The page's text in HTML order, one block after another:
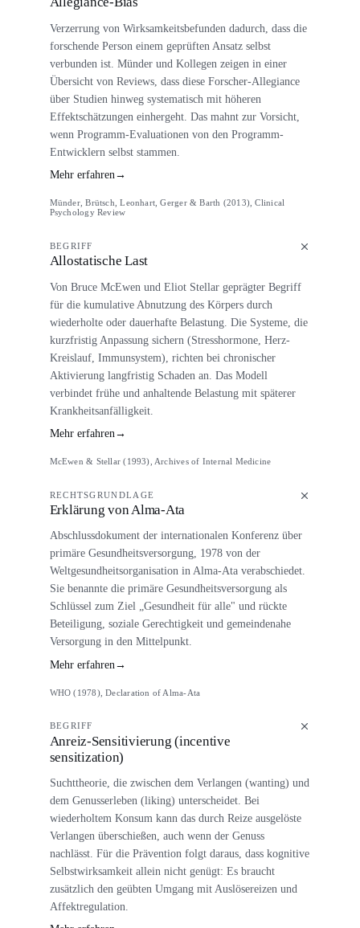
Verzerrung von Wirksamkeitsbefunden dadurch, dass die
forschende Person einem geprüften Ansatz selbst
verbunden ist. Münder und Kollegen zeigen in einer
Übersicht von Reviews, dass diese Forscher-Allegiance
über Studien hinweg systematisch mit höheren
Effektschätzungen einhergeht. Das mahnt zur Vorsicht,
wenn Programm-Evaluationen von den Programm-
Entwicklern selbst stammen.
Mehr erfahren→
Münder, Brütsch, Leonhart, Gerger & Barth (2013), Clinical
Psychology Review
BEGRIFF
Allostatische Last
Von Bruce McEwen und Eliot Stellar geprägter Begriff
für die kumulative Abnutzung des Körpers durch
wiederholte oder dauerhafte Belastung. Die Systeme, die
kurzfristig Anpassung sichern (Stresshormone, Herz-
Kreislauf, Immunsystem), richten bei chronischer
Aktivierung langfristig Schaden an. Das Modell
verbindet frühe und anhaltende Belastung mit späterer
Krankheitsanfälligkeit.
Mehr erfahren →
McEwen & Stellar (1993), Archives of Internal Medicine
RECHTSGRUNDLAGE
Erklärung von Alma-Ata
Abschlussdokument der internationalen Konferenz über
primäre Gesundheitsversorgung, 1978 von der
Weltgesundheitsorganisation in Alma-Ata verabschiedet.
Sie benannte die primäre Gesundheitsversorgung als
Schlüssel zum Ziel „Gesundheit für alle" und rückte
Beteiligung, soziale Gerechtigkeit und gemeindenahe
Versorgung in den Mittelpunkt.
Mehr erfahren →
WHO (1978), Declaration of Alma-Ata
BEGRIFF
Anreiz-Sensitivierung (incentive
sensitization)
Suchttheorie, die zwischen dem Verlangen (wanting) und
dem Genusserleben (liking) unterscheidet. Bei
wiederholtem Konsum kann das durch Reize ausgelöste
Verlangen überschießen, auch wenn der Genuss
nachlässt. Für die Prävention folgt daraus, dass kognitive
Selbstwirksamkeit allein nicht genügt: Es braucht
zusätzlich den geübten Umgang mit Auslösereizen und
Affektregulation.